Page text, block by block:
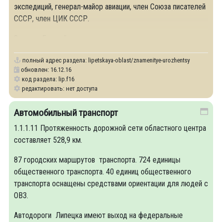
экспедиций, генерал-майор авиации, член Союза писателей
СССР, член ЦИК СССР.
полный адрес раздела: lipetskaya-oblast/znamenitye-urozhentsy
обновлен: 16.12.16
код раздела: lip.f16
редактировать: нет доступа
Автомобильный транспорт
1.1.1.11 Протяженность дорожной сети областного центра
составляет 528,9 км.
87 городских маршрутов транспорта. 724 единицы
общественного транспорта. 40 единиц общественного
транспорта оснащены средствами ориентации для людей с
ОВЗ.
Автодороги Липецка имеют выход на федеральные